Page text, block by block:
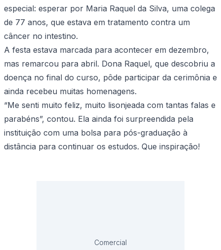
especial: esperar por Maria Raquel da Silva, uma colega
de 77 anos, que estava em tratamento contra um
câncer no intestino.
A festa estava marcada para acontecer em dezembro,
mas remarcou para abril. Dona Raquel, que descobriu a
doença no final do curso, pôde participar da cerimônia e
ainda recebeu muitas homenagens.
“Me senti muito feliz, muito lisonjeada com tantas falas e
parabéns”, contou. Ela ainda foi surpreendida pela
instituição com uma bolsa para pós-graduação à
distância para continuar os estudos. Que inspiração!
Comercial